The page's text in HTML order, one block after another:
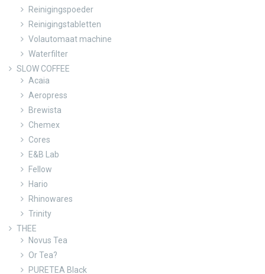
Reinigingspoeder
Reinigingstabletten
Volautomaat machine
Waterfilter
SLOW COFFEE
Acaia
Aeropress
Brewista
Chemex
Cores
E&B Lab
Fellow
Hario
Rhinowares
Trinity
THEE
Novus Tea
Or Tea?
PURETEA Black